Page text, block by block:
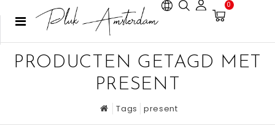
0
PRODUCTEN GETAGD MET
PRESENT
Tags present